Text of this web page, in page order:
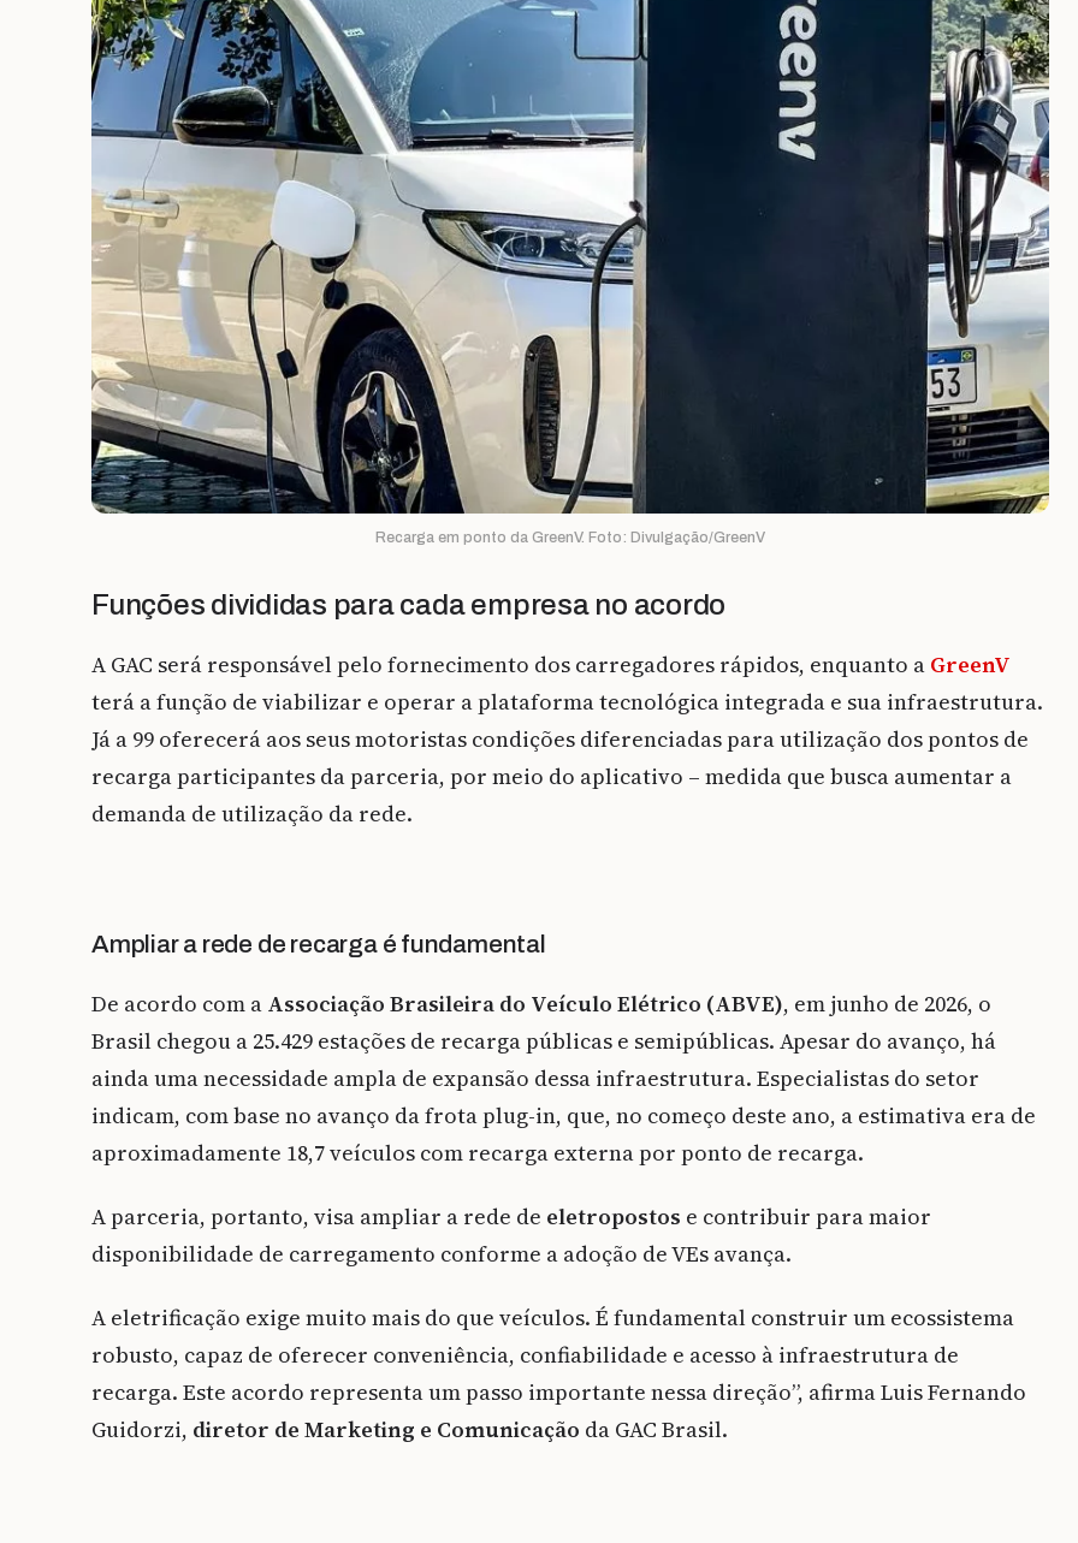
Recarga em ponto da GreenV. Foto: Divulgação/GreenV
Funções divididas para cada empresa no acordo
A GAC será responsável pelo fornecimento dos carregadores rápidos, enquanto a GreenV
terá a função de viabilizar e operar a plataforma tecnológica integrada e sua infraestrutura.
Já a 99 oferecerá aos seus motoristas condições diferenciadas para utilização dos pontos de
recarga participantes da parceria, por meio do aplicativo – medida que busca aumentar a
demanda de utilização da rede.
Ampliar a rede de recarga é fundamental
De acordo com a Associação Brasileira do Veículo Elétrico (ABVE), em junho de 2026, o
Brasil chegou a 25.429 estações de recarga públicas e semipúblicas. Apesar do avanço, há
ainda uma necessidade ampla de expansão dessa infraestrutura. Especialistas do setor
indicam, com base no avanço da frota plug-in, que, no começo deste ano, a estimativa era de
aproximadamente 18,7 veículos com recarga externa por ponto de recarga.
A parceria, portanto, visa ampliar a rede de eletropostos e contribuir para maior
disponibilidade de carregamento conforme a adoção de VEs avança.
A eletrificação exige muito mais do que veículos. É fundamental construir um ecossistema
robusto, capaz de oferecer conveniência, confiabilidade e acesso à infraestrutura de
recarga. Este acordo representa um passo importante nessa direção”, afirma Luis Fernando
Guidorzi, diretor de Marketing e Comunicação da GAC Brasil.